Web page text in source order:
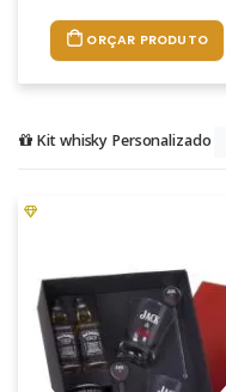
ORÇAR PRODUTO
Kit whisky Personalizado